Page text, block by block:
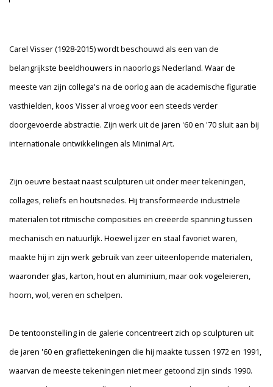
Carel Visser (1928-2015) wordt beschouwd als een van de
belangrijkste beeldhouwers in naoorlogs Nederland. Waar de
meeste van zijn collega's na de oorlog aan de academische figuratie
vasthielden, koos Visser al vroeg voor een steeds verder
doorgevoerde abstractie. Zijn werk uit de jaren '60 en '70 sluit aan bij
internationale ontwikkelingen als Minimal Art.
Zijn oeuvre bestaat naast sculpturen uit onder meer tekeningen,
collages, reliëfs en houtsnedes. Hij transformeerde industriële
materialen tot ritmische composities en creëerde spanning tussen
mechanisch en natuurlijk. Hoewel ijzer en staal favoriet waren,
maakte hij in zijn werk gebruik van zeer uiteenlopende materialen,
waaronder glas, karton, hout en aluminium, maar ook vogeleieren,
hoorn, wol, veren en schelpen.
De tentoonstelling in de galerie concentreert zich op sculpturen uit
de jaren '60 en grafiettekeningen die hij maakte tussen 1972 en 1991,
waarvan de meeste tekeningen niet meer getoond zijn sinds 1990.